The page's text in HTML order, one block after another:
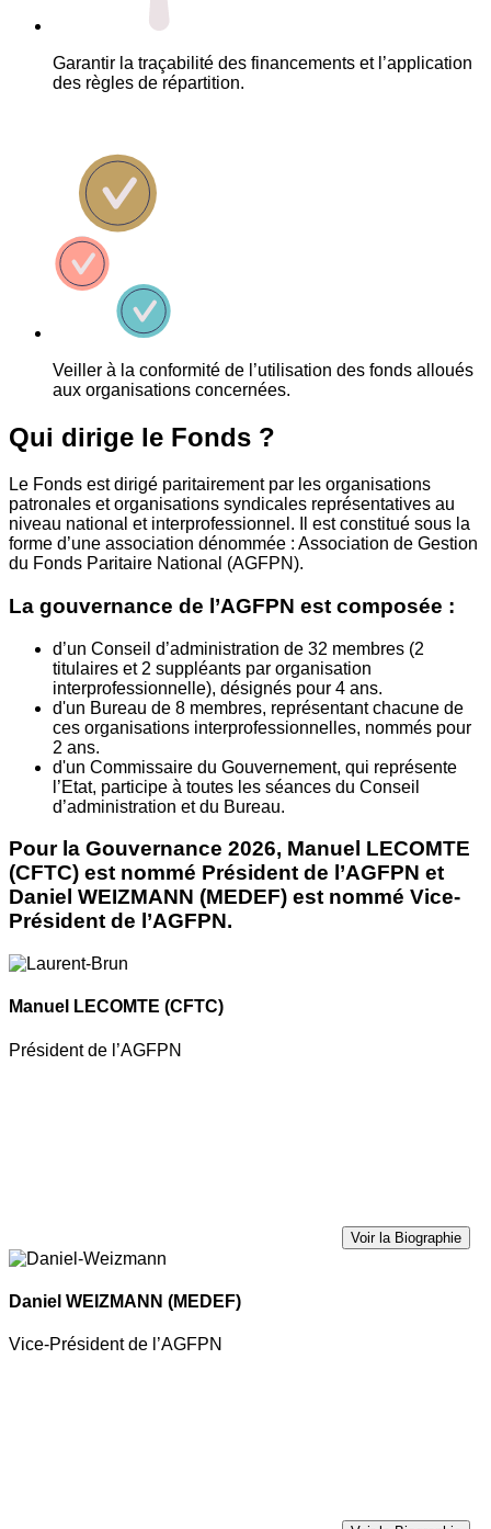
Garantir la traçabilité des financements et l’application
des règles de répartition.
Veiller à la conformité de l’utilisation des fonds alloués
aux organisations concernées.
Qui dirige le Fonds ?
Le Fonds est dirigé paritairement par les organisations
patronales et organisations syndicales représentatives au
niveau national et interprofessionnel. Il est constitué sous la
forme d’une association dénommée : Association de Gestion
du Fonds Paritaire National (AGFPN).
La gouvernance de l’AGFPN est composée :
d’un Conseil d’administration de 32 membres (2
titulaires et 2 suppléants par organisation
interprofessionnelle), désignés pour 4 ans.
d'un Bureau de 8 membres, représentant chacune de
ces organisations interprofessionnelles, nommés pour
2 ans.
d'un Commissaire du Gouvernement, qui représente
l’Etat, participe à toutes les séances du Conseil
d’administration et du Bureau.
Pour la Gouvernance 2026, Manuel LECOMTE
(CFTC) est nommé Président de l’AGFPN et
Daniel WEIZMANN (MEDEF) est nommé Vice-
Président de l’AGFPN.
Manuel LECOMTE (CFTC)
Président de l’AGFPN
Voir la Biographie
Daniel WEIZMANN (MEDEF)
Vice-Président de l’AGFPN